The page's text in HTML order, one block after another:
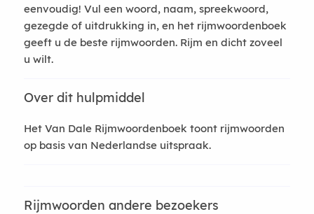
eenvoudig! Vul een woord, naam, spreekwoord,
gezegde of uitdrukking in, en het rijmwoordenboek
geeft u de beste rijmwoorden. Rijm en dicht zoveel
u wilt.
Over dit hulpmiddel
Het Van Dale Rijmwoordenboek toont rijmwoorden
op basis van Nederlandse uitspraak.
Rijmwoorden andere bezoekers